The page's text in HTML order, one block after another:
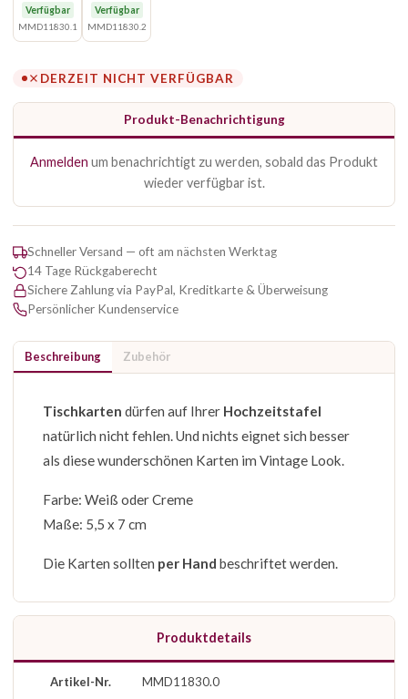
Verfügbar
MMD11830.1
Verfügbar
MMD11830.2
DERZEIT NICHT VERFÜGBAR
Produkt-Benachrichtigung
Anmelden um benachrichtigt zu werden, sobald das Produkt
wieder verfügbar ist.
Schneller Versand — oft am nächsten Werktag
14 Tage Rückgaberecht
Sichere Zahlung via PayPal, Kreditkarte & Überweisung
Persönlicher Kundenservice
Beschreibung Zubehör
Tischkarten dürfen auf Ihrer Hochzeitstafel
natürlich nicht fehlen. Und nichts eignet sich besser
als diese wunderschönen Karten im Vintage Look.
Farbe: Weiß oder Creme
Maße: 5,5 x 7 cm
Die Karten sollten per Hand beschriftet werden.
Produktdetails
Artikel-Nr. MMD11830.0